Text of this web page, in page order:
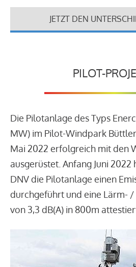
JETZT DEN
PILOT-
Die Pilotanlage des Typs
MW) im Pilot-Windpark
Mai 2022 erfolgreich mit den
ausgerüstet. Anfang Juni
DNV die Pilotanlage einen
durchgeführt und eine Lärm-
von 3,3 dB(A) in 800m